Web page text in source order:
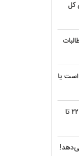
کل
است یا
شوک قیمت میوه در تهران/جدول قیمت عمده میوه از ۲۲ تا